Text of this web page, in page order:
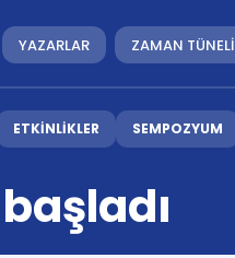
YAZARLAR ZAMAN TÜNELİ
ETKİNLİKLER SEMPOZYUM